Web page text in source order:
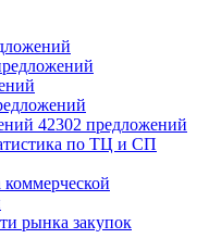
42302 предложений
по ТЦ и СП
рынка закупок